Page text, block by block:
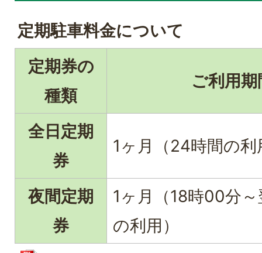
定期駐車料金について
定期券の
種類
ご利用期
全日定期
券
1ヶ月（24時間の利
夜間定期
券
1ヶ月（18時00分
の利用）